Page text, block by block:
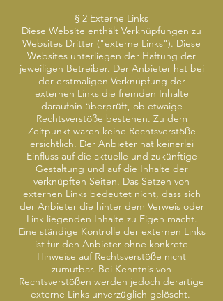
§ 2 Externe Links
Diese Website enthält Verknüpfungen zu
Websites Dritter ("externe Links"). Diese
Websites unterliegen der Haftung der
jeweiligen Betreiber. Der Anbieter hat bei
der erstmaligen Verknüpfung der
externen Links die fremden Inhalte
daraufhin überprüft, ob etwaige
Rechtsverstöße bestehen. Zu dem
Zeitpunkt waren keine Rechtsverstöße
ersichtlich. Der Anbieter hat keinerlei
Einfluss auf die aktuelle und zukünftige
Gestaltung und auf die Inhalte der
verknüpften Seiten. Das Setzen von
externen Links bedeutet nicht, dass sich
der Anbieter die hinter dem Verweis oder
Link liegenden Inhalte zu Eigen macht.
Eine ständige Kontrolle der externen Links
ist für den Anbieter ohne konkrete
Hinweise auf Rechtsverstöße nicht
zumutbar. Bei Kenntnis von
Rechtsverstößen werden jedoch derartige
externe Links unverzüglich gelöscht.